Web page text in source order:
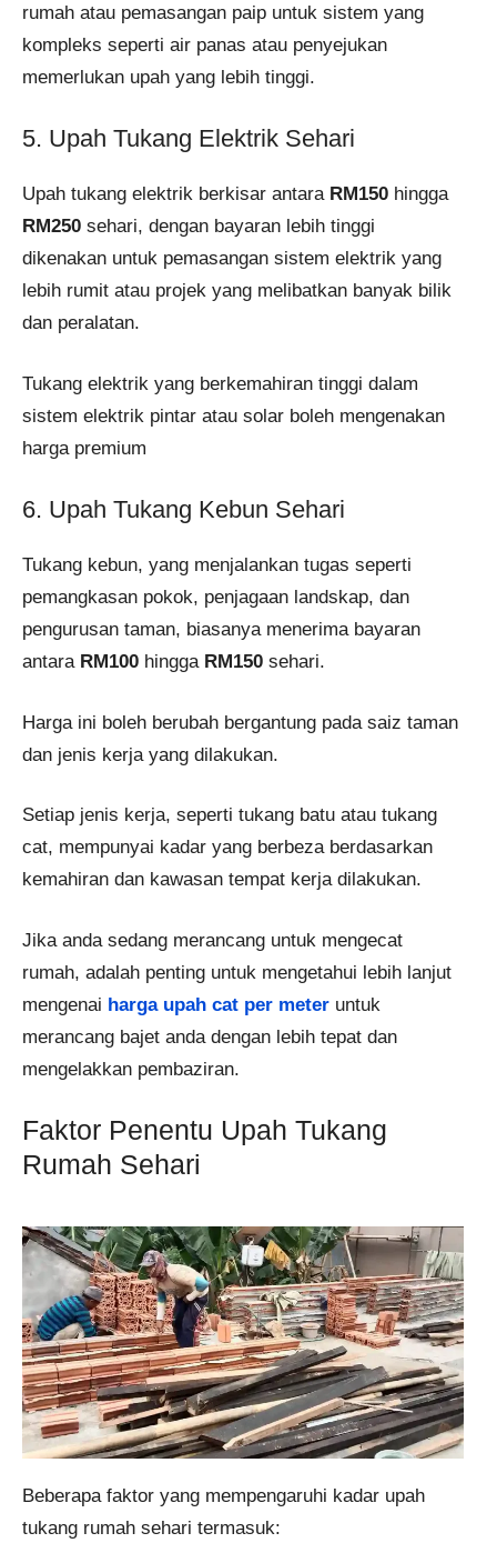
rumah atau pemasangan paip untuk sistem yang
kompleks seperti air panas atau penyejukan
memerlukan upah yang lebih tinggi​.
5. Upah Tukang Elektrik Sehari
Upah tukang elektrik berkisar antara RM150 hingga
RM250 sehari, dengan bayaran lebih tinggi
dikenakan untuk pemasangan sistem elektrik yang
lebih rumit atau projek yang melibatkan banyak bilik
dan peralatan.
Tukang elektrik yang berkemahiran tinggi dalam
sistem elektrik pintar atau solar boleh mengenakan
harga premium​
6. Upah Tukang Kebun Sehari
Tukang kebun, yang menjalankan tugas seperti
pemangkasan pokok, penjagaan landskap, dan
pengurusan taman, biasanya menerima bayaran
antara RM100 hingga RM150 sehari.
Harga ini boleh berubah bergantung pada saiz taman
dan jenis kerja yang dilakukan.
Setiap jenis kerja, seperti tukang batu atau tukang
cat, mempunyai kadar yang berbeza berdasarkan
kemahiran dan kawasan tempat kerja dilakukan.
Jika anda sedang merancang untuk mengecat
rumah, adalah penting untuk mengetahui lebih lanjut
mengenai harga upah cat per meter untuk
merancang bajet anda dengan lebih tepat dan
mengelakkan pembaziran.
Faktor Penentu Upah Tukang
Rumah Sehari
Beberapa faktor yang mempengaruhi kadar upah
tukang rumah sehari termasuk: